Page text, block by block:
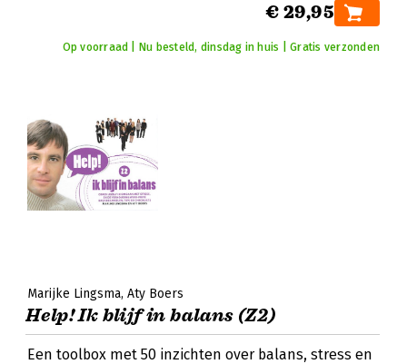
€ 29,95
Op voorraad | Nu besteld, dinsdag in huis | Gratis verzonden
Marijke Lingsma Aty Boers
Help! Ik blijf in balans (Z2)
Een toolbox met 50 inzichten over balans, stress en